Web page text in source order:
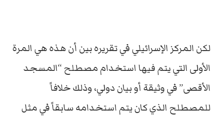
لكن المركز الإسرائيلي في تقريره بين أن هذه هي المرة
الأولى التي يتم فيها استخدام مصطلح “المسجد
الأقصى” في وثيقة أو بيان دولي، وذلك خلافاً
للمصطلح الذي كان يتم استخدامه سابقاً في مثل